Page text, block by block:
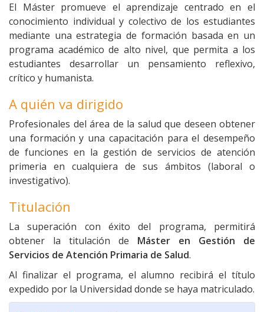
El Máster promueve el aprendizaje centrado en el
conocimiento individual y colectivo de los estudiantes
mediante una estrategia de formación basada en un
programa académico de alto nivel, que permita a los
estudiantes desarrollar un pensamiento reflexivo,
crítico y humanista.
A quién va dirigido
Profesionales del área de la salud que deseen obtener
una formación y una capacitación para el desempeño
de funciones en la gestión de servicios de atención
primeria en cualquiera de sus ámbitos (laboral o
investigativo).
Titulación
La superación con éxito del programa, permitirá
obtener la titulación de Máster en Gestión de
Servicios de Atención Primaria de Salud.
Al finalizar el programa, el alumno recibirá el título
expedido por la Universidad donde se haya matriculado.